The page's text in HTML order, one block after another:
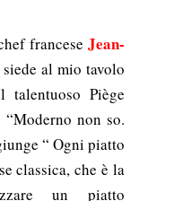
franceseJean-
siede al mio tavolo
Piège
non so.
“ Ogni piatto
classica, che è la
un piatto